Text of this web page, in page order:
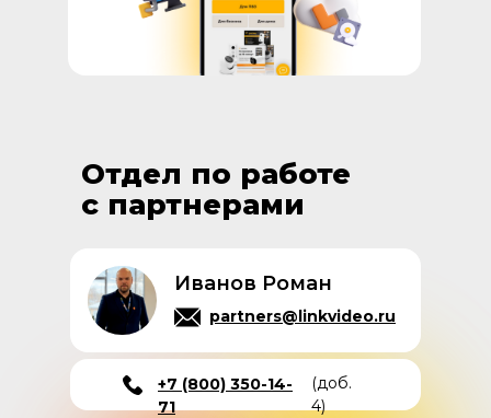
(доб.
4)
+7 (800) 350-14-
71
Иванов Роман
partners@linkvideo.ru
Отдел по работе
с партнерами